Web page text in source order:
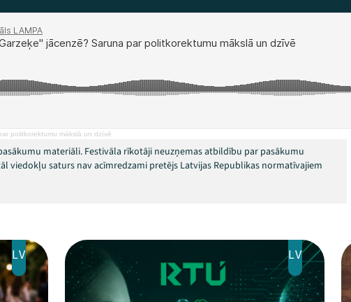
politkorektumu mākslā un dzīvē
materiāli. Festivāla rīkotāji neuzņemas atbildību par pasākumu
viedokļu saturs nav acīmredzami pretējs Latvijas Republikas normatīvajiem
LV LV